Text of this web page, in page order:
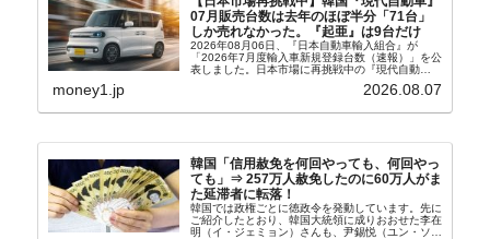
07月販売台数は去年のほぼ半分「71台」
しか売れなかった。『起亜』は9台だけ
2026年08月06日、『日本自動車輸入組合』が
「2026年7月度輸入車新規登録台数（速報）」を公
表しました。日本市場に再挑戦中の『現代自動
台数はこの中に捉えられているはずです。先月から
money1.jp 2026.08.07
韓国「信用赦免を何回やっても、何回やっ
ても」⇒ 257万人赦免したのに60万人がま
た延滞者に転落！
韓国では政権ごとに徳政令を発動しています。先に
ご紹介したとおり、韓国大統領に成りおおせた李在
明（イ・ジェミョン）さんも、尹錫悦（ユン・ソギ